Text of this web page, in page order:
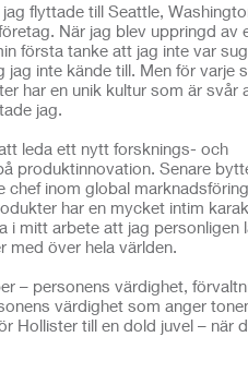
flyttade till Seattle,
När jag blev uppringd av
första tanke att jag inte var
inte kände till. Men för varje
har en unik kultur som är svår
jag.
leda ett nytt forsknings- och
produktinnovation. Senare
inom global
har en mycket intim
i mitt arbete att jag personligen
med över hela världen.
– personens värdighet,
värdighet som anger
Hollister till en dold juvel – när